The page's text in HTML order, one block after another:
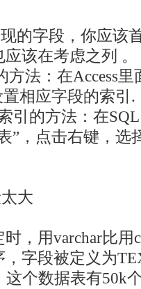
的字段，你应该
该在考虑之列 。
方法：在Access
相应字段的索引.
引的方法：在
”，点击右键，选
大
，用varchar比用
字段被定义为
个数据表有50k